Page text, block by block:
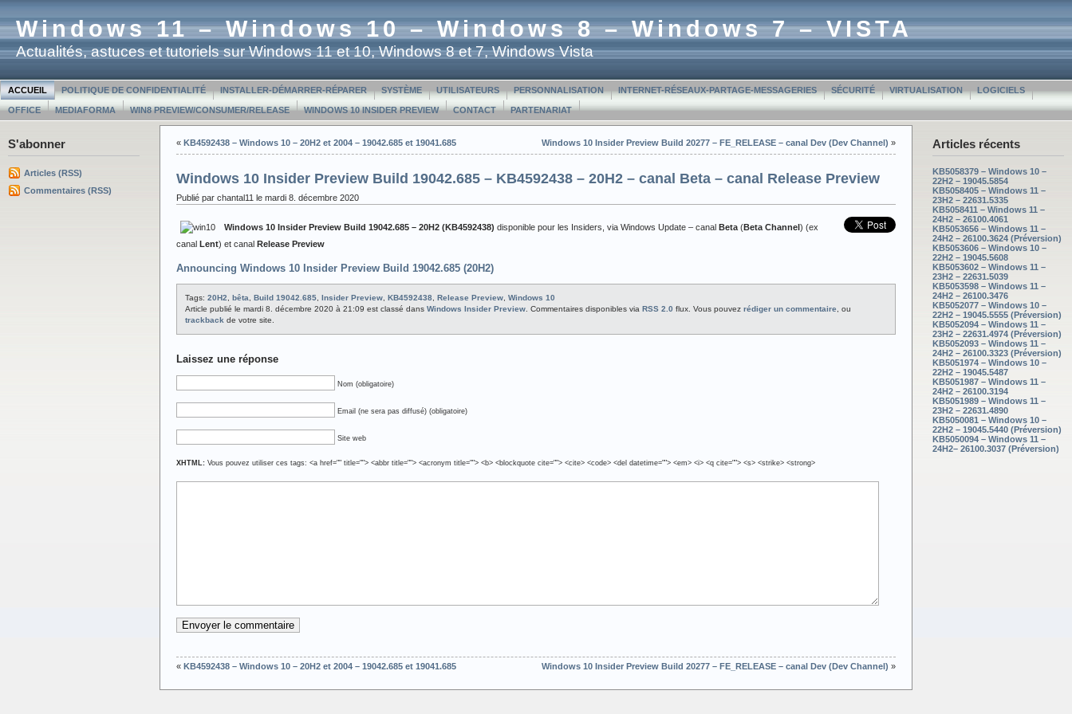
Windows 11 – Windows 10 – Windows 8 – Windows 7 – VISTA
Actualités, astuces et tutoriels sur Windows 11 et 10, Windows 8 et 7, Windows Vista
ACCUEIL POLITIQUE DE CONFIDENTIALITÉ INSTALLER-DÉMARRER-RÉPARER SYSTÈME UTILISATEURS PERSONNALISATION INTERNET-RÉSEAUX-PARTAGE-MESSAGERIES SÉCURITÉ VIRTUALISATION LOGICIELS
OFFICE MEDIAFORMA WIN8 PREVIEW/CONSUMER/RELEASE WINDOWS 10 INSIDER PREVIEW CONTACT PARTENARIAT
S'abonner
Articles (RSS)
Commentaires (RSS)
Articles récents
KB5058379 – Windows 10 –
22H2 – 19045.5854
KB5058405 – Windows 11 –
23H2 – 22631.5335
KB5058411 – Windows 11 –
24H2 – 26100.4061
KB5053656 – Windows 11 –
24H2 – 26100.3624 (Préversion)
KB5053606 – Windows 10 –
22H2 – 19045.5608
KB5053602 – Windows 11 –
23H2 – 22631.5039
KB5053598 – Windows 11 –
24H2 – 26100.3476
KB5052077 – Windows 10 –
22H2 – 19045.5555 (Préversion)
KB5052094 – Windows 11 –
23H2 – 22631.4974 (Préversion)
KB5052093 – Windows 11 –
24H2 – 26100.3323 (Préversion)
KB5051974 – Windows 10 –
22H2 – 19045.5487
KB5051987 – Windows 11 –
24H2 – 26100.3194
KB5051989 – Windows 11 –
23H2 – 22631.4890
KB5050081 – Windows 10 –
22H2 – 19045.5440 (Préversion)
KB5050094 – Windows 11 –
24H2– 26100.3037 (Préversion)
« KB4592438 – Windows 10 – 20H2 et 2004 – 19042.685 et 19041.685 Windows 10 Insider Preview Build 20277 – FE_RELEASE – canal Dev (Dev Channel) »
Windows 10 Insider Preview Build 19042.685 – KB4592438 – 20H2 – canal Beta – canal Release Preview
Publié par chantal11 le mardi 8. décembre 2020
Windows 10 Insider Preview Build 19042.685 – 20H2 (KB4592438) disponible pour les Insiders, via Windows Update – canal Beta (Beta Channel) (ex
canal Lent) et canal Release Preview
Announcing Windows 10 Insider Preview Build 19042.685 (20H2)
Tags: 20H2, bêta, Build 19042.685, Insider Preview, KB4592438, Release Preview, Windows 10
Article publié le mardi 8. décembre 2020 à 21:09 est classé dans Windows Insider Preview. Commentaires disponibles via RSS 2.0 flux. Vous pouvez rédiger un commentaire, ou
trackback de votre site.
Laissez une réponse
Nom (obligatoire)
Email (ne sera pas diffusé) (obligatoire)
Site web
XHTML: Vous pouvez utiliser ces tags: <a href="" title=""> <abbr title=""> <acronym title=""> <b> <blockquote cite=""> <cite> <code> <del datetime=""> <em> <i> <q cite=""> <s> <strike> <strong>
« KB4592438 – Windows 10 – 20H2 et 2004 – 19042.685 et 19041.685 Windows 10 Insider Preview Build 20277 – FE_RELEASE – canal Dev (Dev Channel) »